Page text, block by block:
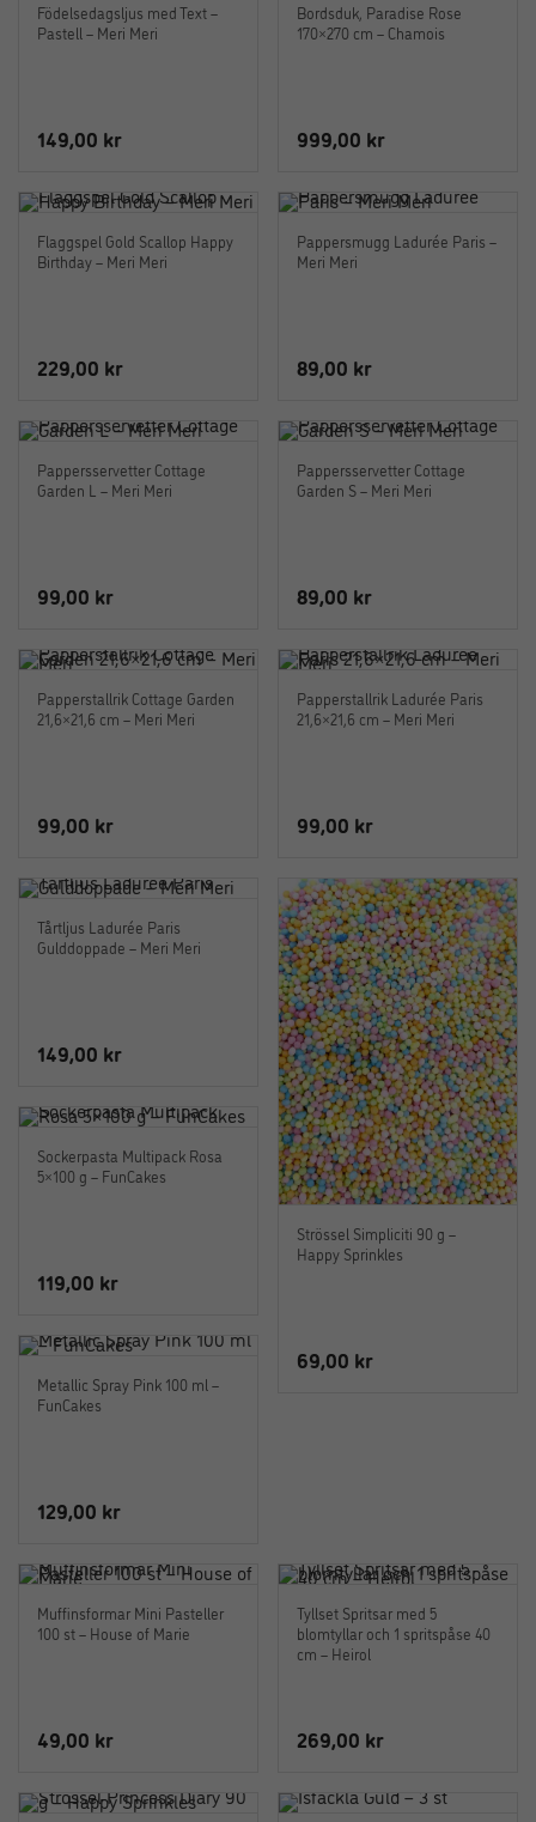
Födelsedagsljus med Text –
Pastell – Meri Meri
149,00 kr
Bordsduk, Paradise Rose
170×270 cm – Chamois
999,00 kr
Flaggspel Gold Scallop Happy
Birthday – Meri Meri
229,00 kr
Pappersmugg Ladurée Paris –
Meri Meri
89,00 kr
Pappersservetter Cottage
Garden L – Meri Meri
99,00 kr
Pappersservetter Cottage
Garden S – Meri Meri
89,00 kr
Papperstallrik Cottage Garden
21,6×21,6 cm – Meri Meri
99,00 kr
Papperstallrik Ladurée Paris
21,6×21,6 cm – Meri Meri
99,00 kr
Tårtljus Ladurée Paris
Gulddoppade – Meri Meri
149,00 kr
Strössel Simpliciti 90 g –
Happy Sprinkles
69,00 kr
Sockerpasta Multipack Rosa
5×100 g – FunCakes
119,00 kr
Metallic Spray Pink 100 ml –
FunCakes
129,00 kr
Muffinsformar Mini Pasteller
100 st – House of Marie
49,00 kr
Tyllset Spritsar med 5
blomtyllar och 1 spritspåse 40
cm – Heirol
269,00 kr